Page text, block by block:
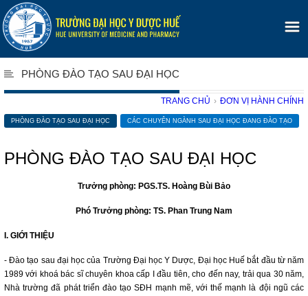
PHÒNG ĐÀO TẠO SAU ĐẠI HỌC
TRANG CHỦ › ĐƠN VỊ HÀNH CHÍNH
PHÒNG ĐÀO TẠO SAU ĐẠI HỌC CÁC CHUYÊN NGÀNH SAU ĐẠI HỌC ĐANG ĐÀO TẠO
PHÒNG ĐÀO TẠO SAU ĐẠI HỌC
Trưởng phòng: PGS.TS. Hoàng Bùi Bảo
Phó Trưởng phòng: TS. Phan Trung Nam
I. GIỚI THIỆU
- Đào tạo sau đại học của Trường Ðại học Y Dược, Đại học Huế bắt đầu từ năm
1989 với khoá bác sĩ chuyên khoa cấp I đầu tiên, cho đến nay, trải qua 30 năm,
Nhà trường đã phát triển đào tạo SĐH mạnh mẽ, với thế mạnh là đội ngũ các